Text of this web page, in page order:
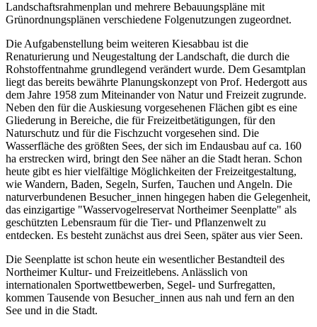
Landschaftsrahmenplan und mehrere Bebauungspläne mit
Grünordnungsplänen verschiedene Folgenutzungen zugeordnet.
Die Aufgabenstellung beim weiteren Kiesabbau ist die
Renaturierung und Neugestaltung der Landschaft, die durch die
Rohstoffentnahme grundlegend verändert wurde. Dem Gesamtplan
liegt das bereits bewährte Planungskonzept von Prof. Hedergott aus
dem Jahre 1958 zum Miteinander von Natur und Freizeit zugrunde.
Neben den für die Auskiesung vorgesehenen Flächen gibt es eine
Gliederung in Bereiche, die für Freizeitbetätigungen, für den
Naturschutz und für die Fischzucht vorgesehen sind. Die
Wasserfläche des größten Sees, der sich im Endausbau auf ca. 160
ha erstrecken wird, bringt den See näher an die Stadt heran. Schon
heute gibt es hier vielfältige Möglichkeiten der Freizeitgestaltung,
wie Wandern, Baden, Segeln, Surfen, Tauchen und Angeln. Die
naturverbundenen Besucher_innen hingegen haben die Gelegenheit,
das einzigartige "Wasservogelreservat Northeimer Seenplatte" als
geschützten Lebensraum für die Tier- und Pflanzenwelt zu
entdecken. Es besteht zunächst aus drei Seen, später aus vier Seen.
Die Seenplatte ist schon heute ein wesentlicher Bestandteil des
Northeimer Kultur- und Freizeitlebens. Anlässlich von
internationalen Sportwettbewerben, Segel- und Surfregatten,
kommen Tausende von Besucher_innen aus nah und fern an den
See und in die Stadt.